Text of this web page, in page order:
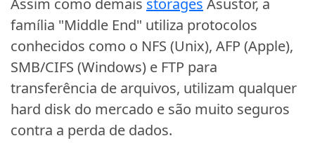
Assim como demais storages Asustor, a
família "Middle End" utiliza protocolos
conhecidos como o NFS (Unix), AFP (Apple),
SMB/CIFS (Windows) e FTP para
transferência de arquivos, utilizam qualquer
hard disk do mercado e são muito seguros
contra a perda de dados.